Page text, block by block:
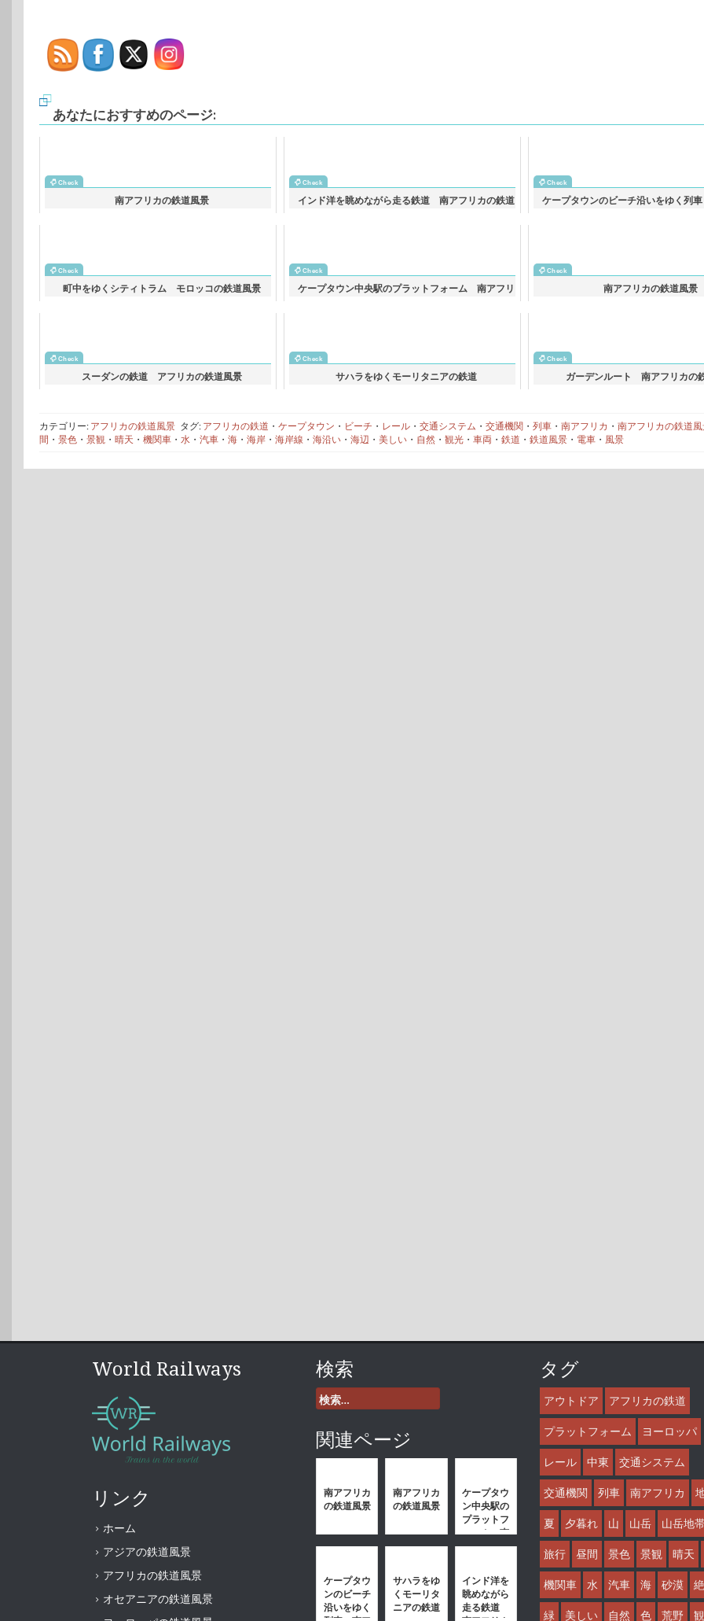
あなたにおすすめのページ:
南アフリカの鉄道風景
インド洋を眺めながら走る鉄道 南アフリカの鉄道
ケープタウンのビーチ沿いをゆく列
町中をゆくシティトラム モロッコの鉄道風景
ケープタウン中央駅のプラットフォーム 南アフリ
南アフリカの鉄道風景
スーダンの鉄道 アフリカの鉄道風景 サハラをゆくモーリタニアの鉄道 ガーデンルート 南アフリカの
カテゴリー: アフリカの鉄道風景 タグ: アフリカの鉄道 ・ ケープタウン ・ ビーチ ・ レール ・ 交通システム ・ 交通機関 ・ 列車 ・ 南アフリカ ・ 南アフリカの鉄道
間 ・ 景色 ・ 景観 ・ 晴天 ・ 機関車 ・ 水 ・ 汽車 ・ 海 ・ 海岸 ・ 海岸線 ・ 海沿い ・ 海辺 ・ 美しい ・ 自然 ・ 観光 ・ 車両 ・ 鉄道 ・ 鉄道風景 ・ 電車 ・ 風景
World Railways
リンク
ホーム
アジアの鉄道風景
アフリカの鉄道風景
オセアニアの鉄道風景
検索
検
索:
関連ページ
南アフリカ
の鉄道風景
南アフリカ
の鉄道風景
ケープタウ
ン中央駅の
プラットフ
ォーム 南
アフリカの
ケープタウ
ンのビーチ
沿いをゆく
サハラをゆ
くモーリタ
ニアの鉄道
インド洋を
眺めながら
走る鉄道
タグ
アウトドア アフリカの鉄道
プラットフォーム ヨーロッパ
レール 中東 交通システム
交通機関 列車 南アフリカ
夏 夕暮れ 山 山岳 山岳地
旅行 昼間 景色 景観 晴天
機関車 水 汽車 海 砂漠
緑 美しい 自然 色 荒野